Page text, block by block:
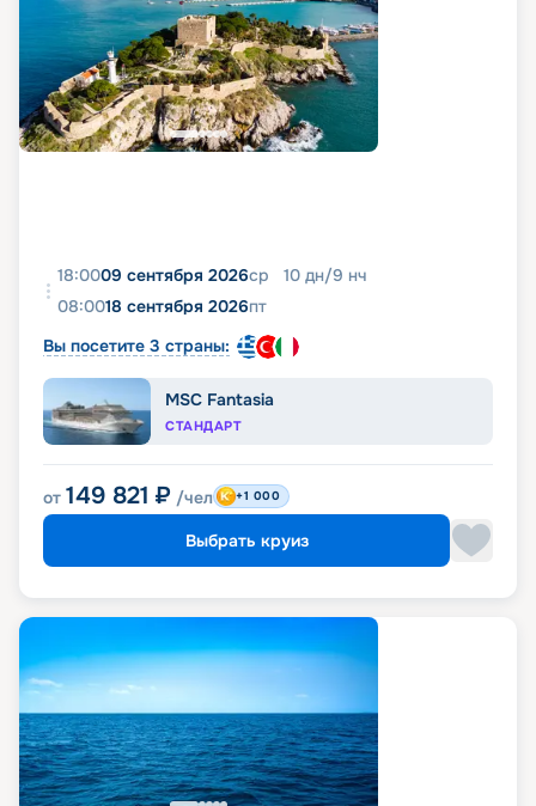
18:0009 сентября 2026ср 10 дн/9 нч
08:0018 сентября 2026пт
Вы посетите 3 страны:
MSC Fantasia
СТАНДАРТ
от 149 821 ₽ /чел +1 000
Выбрать круиз